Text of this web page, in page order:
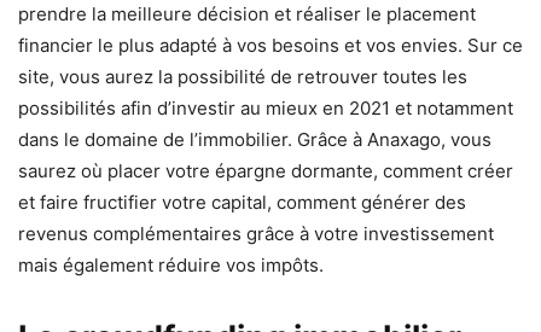
prendre la meilleure décision et réaliser le placement
financier le plus adapté à vos besoins et vos envies. Sur ce
site, vous aurez la possibilité de retrouver toutes les
possibilités afin d’investir au mieux en 2021 et notamment
dans le domaine de l’immobilier. Grâce à Anaxago, vous
saurez où placer votre épargne dormante, comment créer
et faire fructifier votre capital, comment générer des
revenus complémentaires grâce à votre investissement
mais également réduire vos impôts.